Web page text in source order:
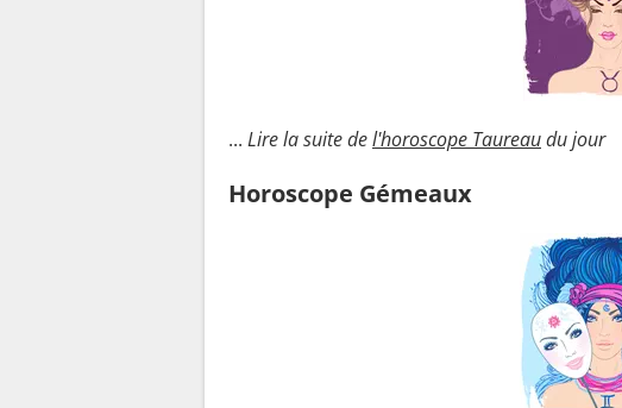
... Lire la suite del'horoscope Taureaudu jour
Horoscope Gémeaux